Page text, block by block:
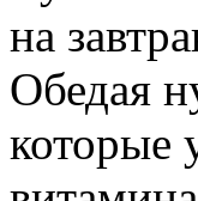
на
Обедая
которые